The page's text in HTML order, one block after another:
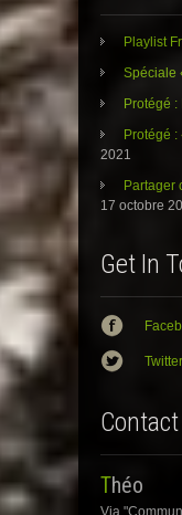
Playlist
Spéciale
Protégé
Protégé
2021
Partager
17 octobre
Get In
Twitter
Théo
Via